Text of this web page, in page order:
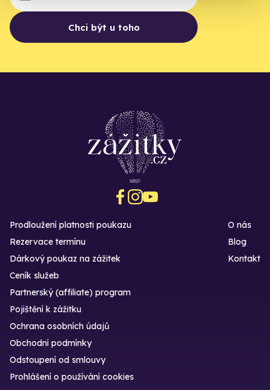
Chci být u toho
Prodloužení platnosti poukazu
Rezervace termínu
Dárkový poukaz na zážitek
O nás
Blog
Kontakt
Ceník služeb
Partnerský (affiliate) program
Pojištění k zážitku
Ochrana osobních údajů
Obchodní podmínky
Odstoupení od smlouvy
Prohlášení o používání cookies